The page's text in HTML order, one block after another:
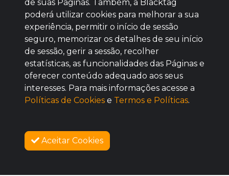
Baixe agora nosso app
SOBRE NÓS
de suas Páginas. Também, a Blacktag
poderá utilizar cookies para melhorar a sua
experiência, permitir o início de sessão
seguro, memorizar os detalhes de seu início
de sessão, gerir a sessão, recolher
estatísticas, as funcionalidades das Páginas e
oferecer conteúdo adequado aos seus
interesses. Para mais informações acesse a
Políticas de Cookies e Termos e Políticas.
Aceitar Cookies